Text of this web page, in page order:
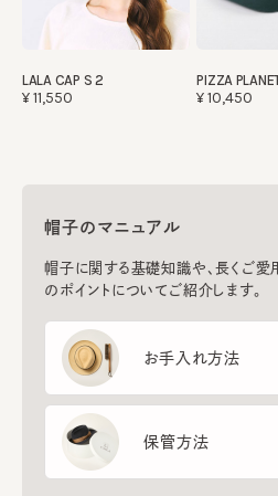
LALA CAP S 2
¥11,550
PIZZA
¥10,450
帽子のマニュアル
帽子に関する基礎知識や、長くご
のポイントについてご紹介します。
お手入れ方法
保管方法